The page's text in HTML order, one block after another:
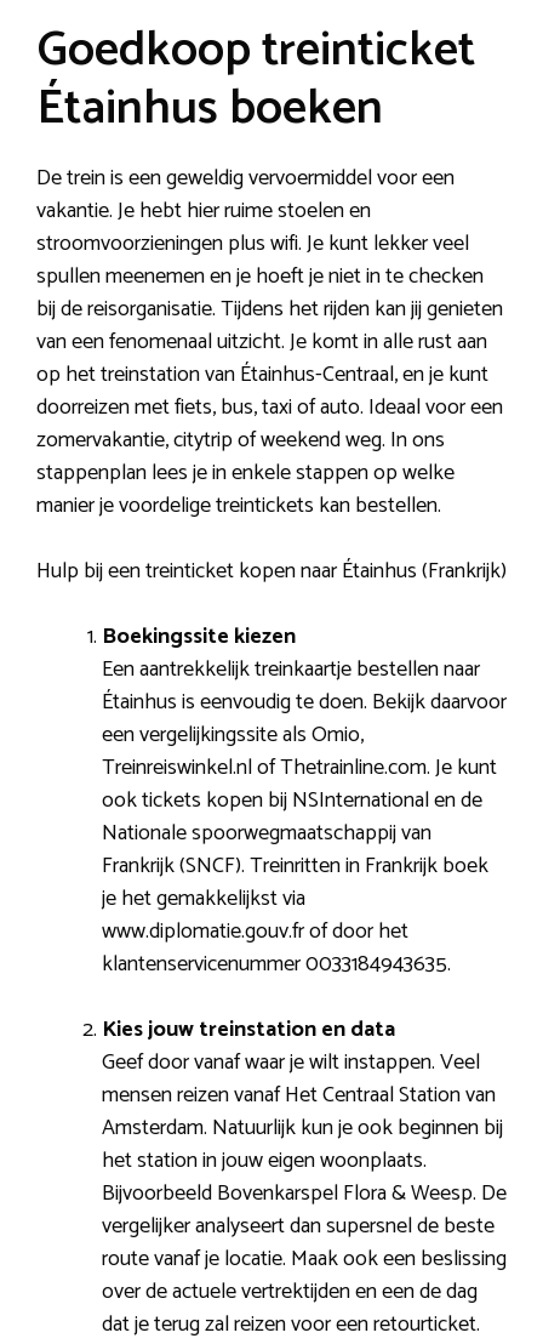
Goedkoop treinticket
Étainhus boeken
De trein is een geweldig vervoermiddel voor een
vakantie. Je hebt hier ruime stoelen en
stroomvoorzieningen plus wifi. Je kunt lekker veel
spullen meenemen en je hoeft je niet in te checken
bij de reisorganisatie. Tijdens het rijden kan jij genieten
van een fenomenaal uitzicht. Je komt in alle rust aan
op het treinstation van Étainhus-Centraal, en je kunt
doorreizen met fiets, bus, taxi of auto. Ideaal voor een
zomervakantie, citytrip of weekend weg. In ons
stappenplan lees je in enkele stappen op welke
manier je voordelige treintickets kan bestellen.
Hulp bij een treinticket kopen naar Étainhus (Frankrijk)
Boekingssite kiezen
Een aantrekkelijk treinkaartje bestellen naar
Étainhus is eenvoudig te doen. Bekijk daarvoor
een vergelijkingssite als Omio,
Treinreiswinkel.nl of Thetrainline.com. Je kunt
ook tickets kopen bij NSInternational en de
Nationale spoorwegmaatschappij van
Frankrijk (SNCF). Treinritten in Frankrijk boek
je het gemakkelijkst via
www.diplomatie.gouv.fr of door het
klantenservicenummer 0033184943635.
Kies jouw treinstation en data
Geef door vanaf waar je wilt instappen. Veel
mensen reizen vanaf Het Centraal Station van
Amsterdam. Natuurlijk kun je ook beginnen bij
het station in jouw eigen woonplaats.
Bijvoorbeeld Bovenkarspel Flora & Weesp. De
vergelijker analyseert dan supersnel de beste
route vanaf je locatie. Maak ook een beslissing
over de actuele vertrektijden en een de dag
dat je terug zal reizen voor een retourticket.